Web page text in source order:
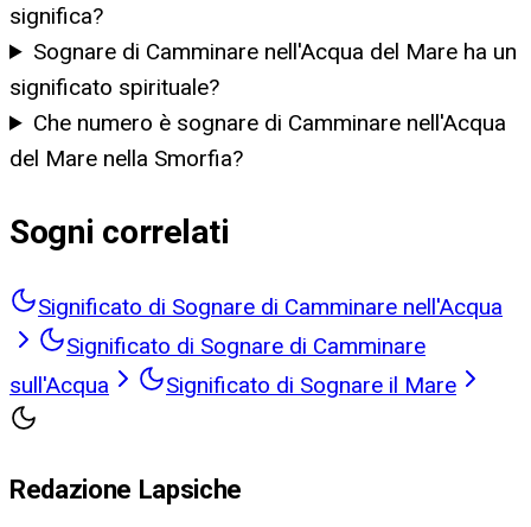
significa?
Sognare di Camminare nell'Acqua del Mare ha un
significato spirituale?
Che numero è sognare di Camminare nell'Acqua
del Mare nella Smorfia?
Sogni correlati
Significato di Sognare di Camminare nell'Acqua
Significato di Sognare di Camminare
sull'Acqua
Significato di Sognare il Mare
Redazione Lapsiche